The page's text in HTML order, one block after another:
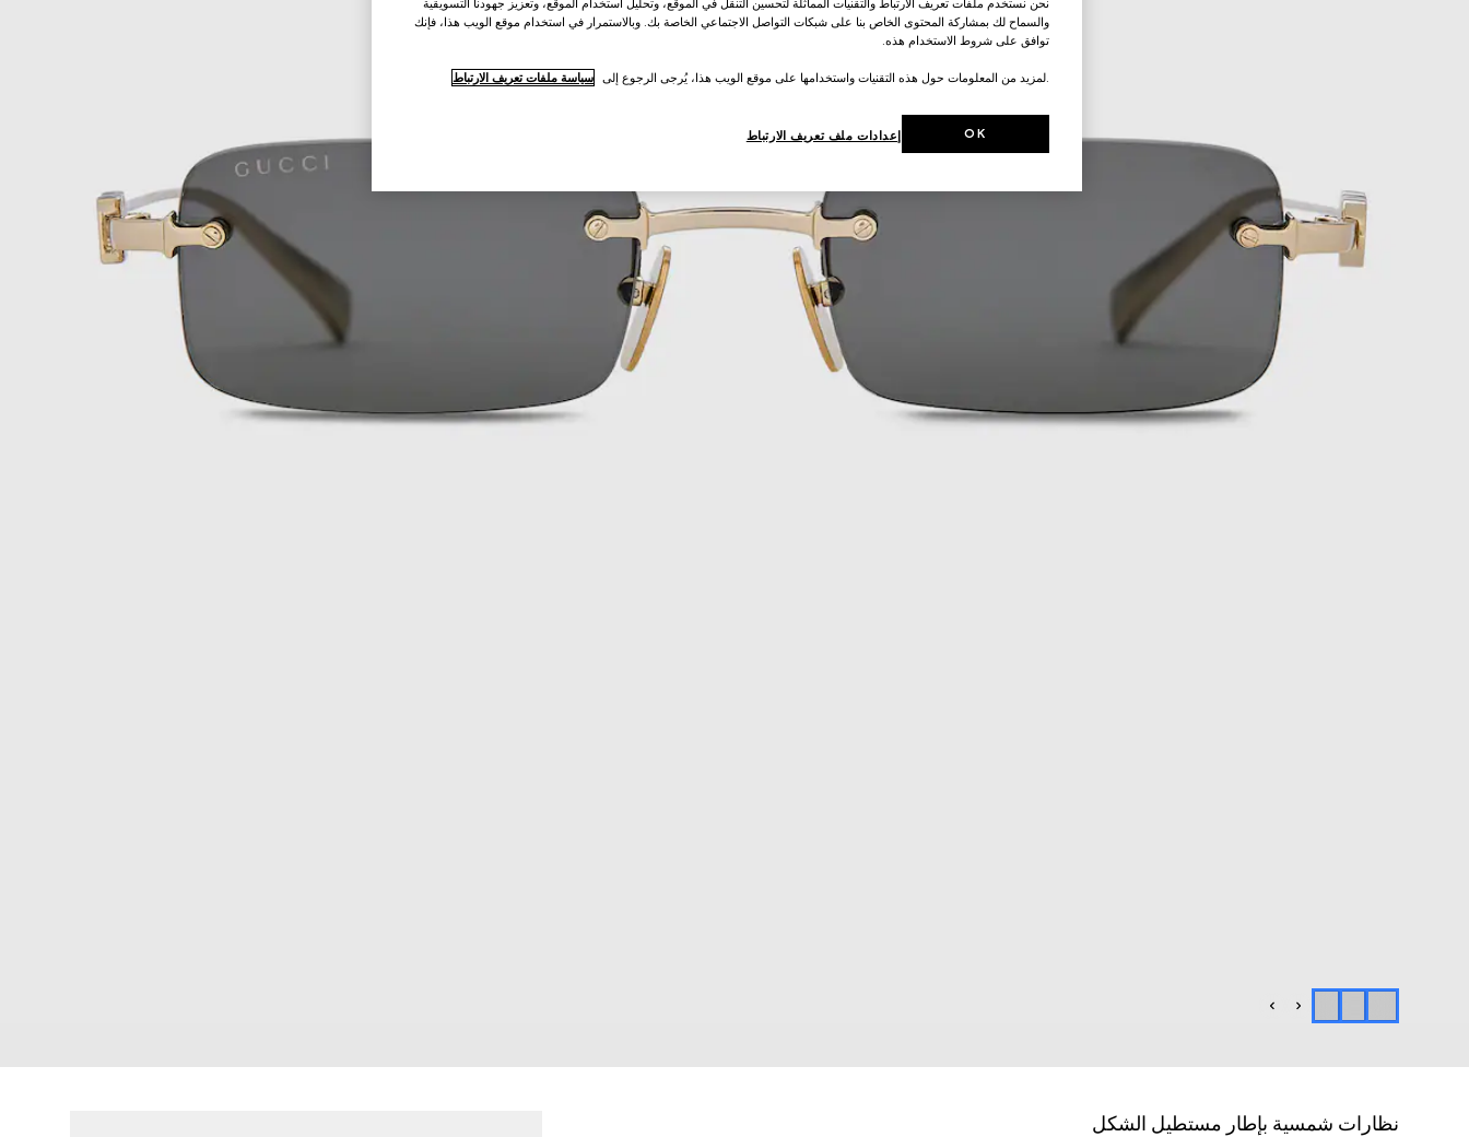
نظارات شمسية بإطار مستطيل الشكل
نحن نستخدم ملفات تعريف الارتباط والتقنيات المماثلة لتحسين التنقل في الموقع، وتحليل استخدام الموقع، وتعزيز جهودنا التسويقية
والسماح لك بمشاركة المحتوى الخاص بنا على شبكات التواصل الاجتماعي الخاصة بك. وبالاستمرار في استخدام موقع الويب هذا، فإنك
توافق على شروط الاستخدام هذه.
.لمزيد من المعلومات حول هذه التقنيات واستخدامها على موقع الويب هذا، يُرجى الرجوع إلى سياسة ملفات تعريف الارتباط
إعدادات ملف تعريف الارتباط OK